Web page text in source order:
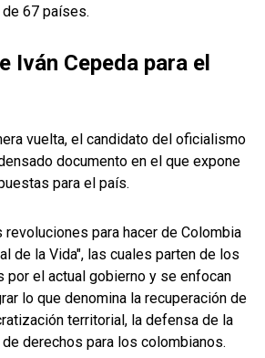
67 países.
Iván Cepeda para el
vuelta, el candidato del oficialismo
documento en el que expone
para el país.
para hacer de Colombia
de la Vida", las cuales parten de los
por el actual gobierno y se enfocan
lo que denomina la recuperación de
territorial, la defensa de la
derechos para los colombianos.